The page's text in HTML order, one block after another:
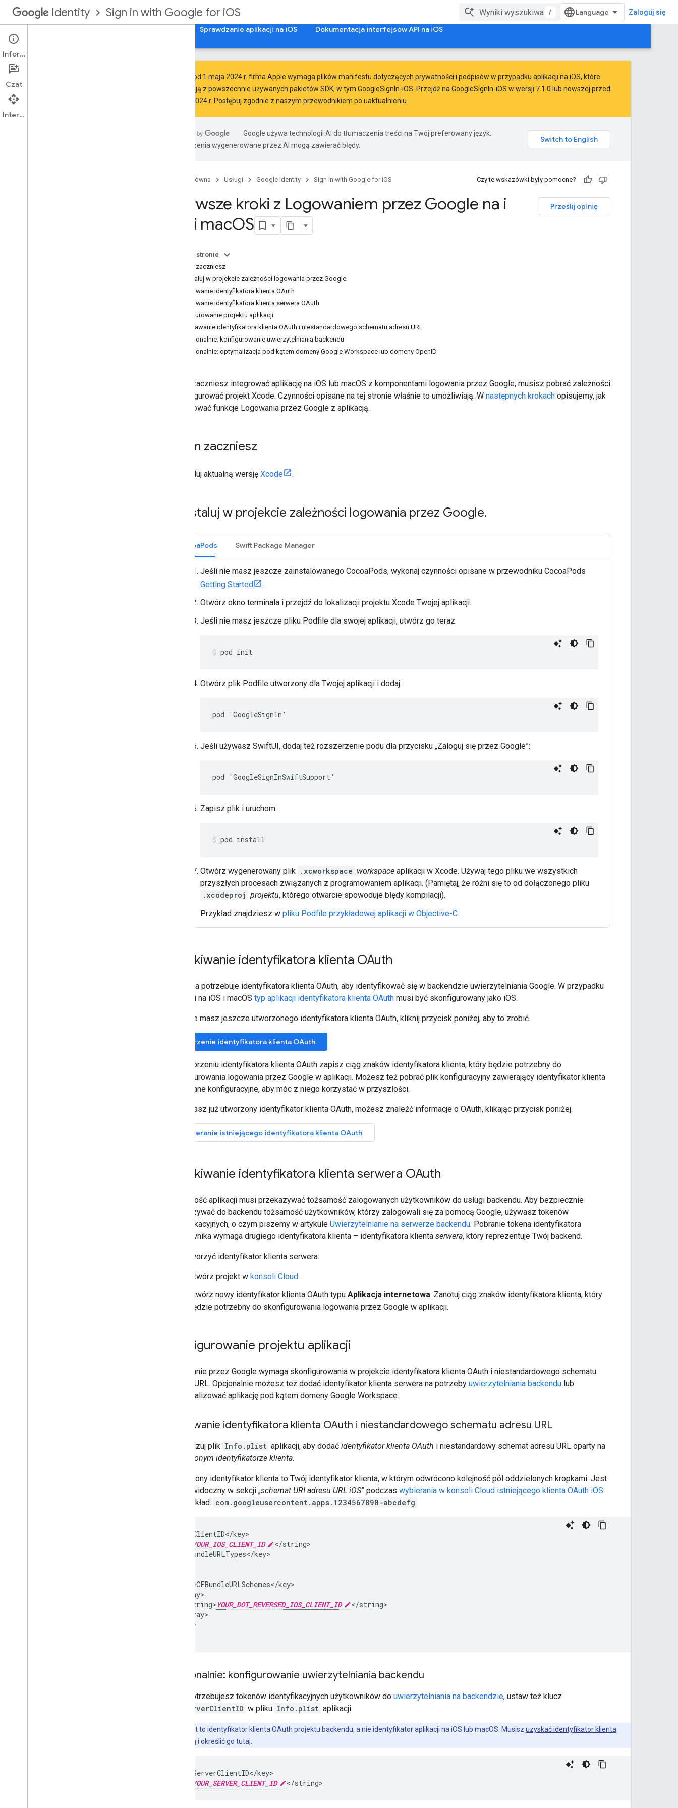
Identity Sign in with Google for iOS / Zaloguj się
Sprawdzanie aplikacji na iOS Dokumentacja interfejsów API na iOS
Dodawanie funkcji logowania się
od 1 maja 2024 r. firma Apple wymaga plików manifestu dotyczących prywatności i podpisów w przypadku aplikacji na iOS, które
korzystają z powszechnie używanych pakietów SDK, w tym GoogleSignIn-iOS. Przejdź na GoogleSignIn-iOS w wersji 7.1.0 lub nowszej przed
1 maja 2024 r. Postępuj zgodnie z naszym przewodnikiem po uaktualnieniu
Google używa technologii AI do tłumaczenia treści na Twój preferowany język.
Tłumaczenia wygenerowane przez AI mogą zawierać błędy.
Strona główna Usługi Google Identity Sign in with Google for iOS Czy te wskazówki były pomocne?
Prześlij opinię
Pierwsze kroki z Logowaniem przez Google na i
OS i macOS
Na tej stronie
Zanim zaczniesz
Zainstaluj w projekcie zależności logowania przez Google.
Uzyskiwanie identyfikatora klienta OAuth
Uzyskiwanie identyfikatora klienta serwera OAuth
Konfigurowanie projektu aplikacji
Dodawanie identyfikatora klienta OAuth i niestandardowego schematu adresu URL
Opcjonalnie: konfigurowanie uwierzytelniania backendu
Opcjonalnie: optymalizacja pod kątem domeny Google Workspace lub domeny OpenID
Zanim zaczniesz integrować aplikację na iOS lub macOS z komponentami logowania przez Google, musisz pobrać zależności
i skonfigurować projekt Xcode. Czynności opisane na tej stronie właśnie to umożliwiają. W następnych krokach opisujemy, jak
zintegrować funkcje Logowania przez Google z aplikacją.
Zanim zaczniesz
Zainstaluj aktualną wersję Xcode .
Zainstaluj w projekcie zależności logowania przez Google.
CocoaPods Swift Package Manager
Jeśli nie masz jeszcze zainstalowanego CocoaPods, wykonaj czynności opisane w przewodniku CocoaPods
Getting Started
.
Otwórz okno terminala i przejdź do lokalizacji projektu Xcode Twojej aplikacji.
Jeśli nie masz jeszcze pliku Podfile dla swojej aplikacji, utwórz go teraz:
pod init
Otwórz plik Podfile utworzony dla Twojej aplikacji i dodaj:
pod 'GoogleSignIn'
Jeśli używasz SwiftUI, dodaj też rozszerzenie podu dla przycisku „Zaloguj się przez Google”:
pod 'GoogleSignInSwiftSupport'
Zapisz plik i uruchom:
pod install
Otwórz wygenerowany plik .xcworkspace workspace aplikacji w Xcode. Używaj tego pliku we wszystkich
przyszłych procesach związanych z programowaniem aplikacji. (Pamiętaj, że różni się to od dołączonego pliku
.xcodeproj projektu, którego otwarcie spowoduje błędy kompilacji).
Przykład znajdziesz w pliku Podfile przykładowej aplikacji w Objective-C.
Uzyskiwanie identyfikatora klienta OAuth
Aplikacja potrzebuje identyfikatora klienta OAuth, aby identyfikować się w backendzie uwierzytelniania Google. W przypadku
aplikacji na iOS i macOS typ aplikacji identyfikatora klienta OAuth musi być skonfigurowany jako iOS.
Jeśli nie masz jeszcze utworzonego identyfikatora klienta OAuth, kliknij przycisk poniżej, aby to zrobić.
Tworzenie identyfikatora klienta OAuth
Po utworzeniu identyfikatora klienta OAuth zapisz ciąg znaków identyfikatora klienta, który będzie potrzebny do
skonfigurowania logowania przez Google w aplikacji. Możesz też pobrać plik konfiguracyjny zawierający identyfikator klienta
i inne dane konfiguracyjne, aby móc z niego korzystać w przyszłości.
Jeśli masz już utworzony identyfikator klienta OAuth, możesz znaleźć informacje o OAuth, klikając przycisk poniżej.
Pobieranie istniejącego identyfikatora klienta OAuth
Uzyskiwanie identyfikatora klienta serwera OAuth
Większość aplikacji musi przekazywać tożsamość zalogowanych użytkowników do usługi backendu. Aby bezpiecznie
przekazywać do backendu tożsamość użytkowników, którzy zalogowali się za pomocą Google, używasz tokenów
identyfikacyjnych, o czym piszemy w artykule Uwierzytelnianie na serwerze backendu. Pobranie tokena identyfikatora
użytkownika wymaga drugiego identyfikatora klienta – identyfikatora klienta serwera, który reprezentuje Twój backend.
Aby utworzyć identyfikator klienta serwera:
Otwórz projekt w konsoli Cloud.
Utwórz nowy identyfikator klienta OAuth typu Aplikacja internetowa. Zanotuj ciąg znaków identyfikatora klienta, który
będzie potrzebny do skonfigurowania logowania przez Google w aplikacji.
Konfigurowanie projektu aplikacji
Logowanie przez Google wymaga skonfigurowania w projekcie identyfikatora klienta OAuth i niestandardowego schematu
adresu URL. Opcjonalnie możesz też dodać identyfikator klienta serwera na potrzeby uwierzytelniania backendu lub
zoptymalizować aplikację pod kątem domeny Google Workspace.
Dodawanie identyfikatora klienta OAuth i niestandardowego schematu adresu URL
Zaktualizuj plik Info.plist aplikacji, aby dodać identyfikator klienta OAuth i niestandardowy schemat adresu URL oparty na
odwróconym identyfikatorze klienta.
Odwrócony identyfikator klienta to Twój identyfikator klienta, w którym odwrócono kolejność pól oddzielonych kropkami. Jest
on też widoczny w sekcji „schemat URI adresu URL iOS” podczas wybierania w konsoli Cloud istniejącego klienta OAuth iOS.
Na przykład: com.googleusercontent.apps.1234567890-abcdefg
<key>GIDClientID</key>
YOUR_IOS_CLIENT_ID
</string>
<key>CFBundleURLTypes</key>
    <key>CFBundleURLSchemes</key>
    <array>
      <string>
YOUR_DOT_REVERSED_IOS_CLIENT_ID
</string>
    </array>
  </dict>
Opcjonalnie: konfigurowanie uwierzytelniania backendu
Jeśli potrzebujesz tokenów identyfikacyjnych użytkowników do uwierzytelniania na backendzie, ustaw też klucz
GIDServerClientID w pliku Info.plist aplikacji.
jest to identyfikator klienta OAuth projektu backendu, a nie identyfikator aplikacji na iOS lub macOS. Musisz uzyskać identyfikator klienta
serwera OAuth i określić go tutaj.
<key>GIDServerClientID</key>
YOUR_SERVER_CLIENT_ID </string>
Informacje
Czat
Interfejs API